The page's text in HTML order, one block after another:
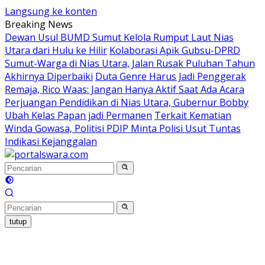
Langsung ke konten
Breaking News
Dewan Usul BUMD Sumut Kelola Rumput Laut Nias
Utara dari Hulu ke Hilir Kolaborasi Apik Gubsu-DPRD
Sumut-Warga di Nias Utara, Jalan Rusak Puluhan Tahun
Akhirnya Diperbaiki Duta Genre Harus Jadi Penggerak
Remaja, Rico Waas: Jangan Hanya Aktif Saat Ada Acara
Perjuangan Pendidikan di Nias Utara, Gubernur Bobby
Ubah Kelas Papan jadi Permanen Terkait Kematian
Winda Gowasa, Politisi PDIP Minta Polisi Usut Tuntas
Indikasi Kejanggalan
tutup